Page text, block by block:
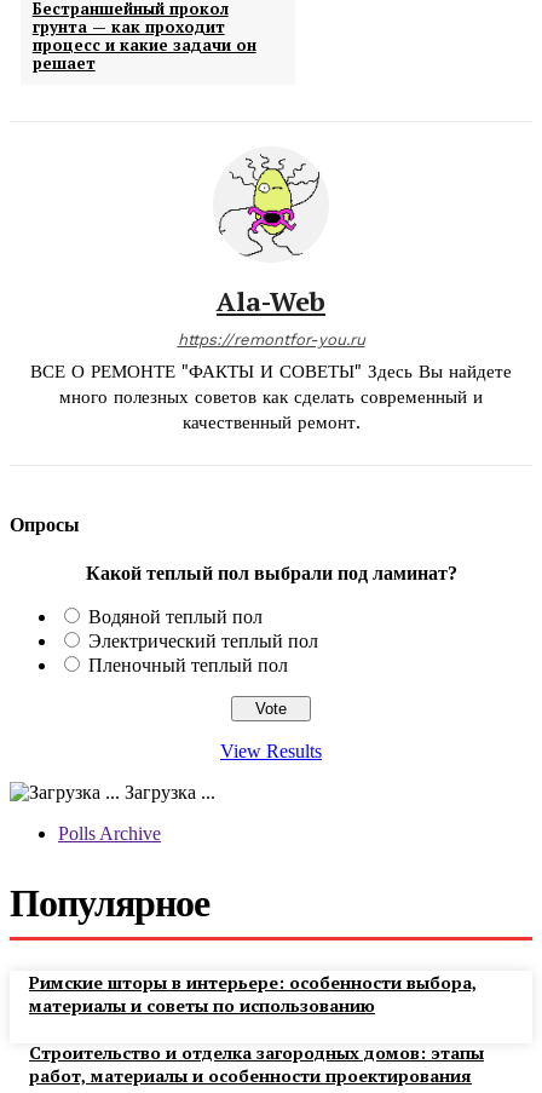
Бестраншейный прокол
грунта — как проходит
процесс и какие задачи он
решает
Ala-Web
https://remontfor-you.ru
ВСЕ О РЕМОНТЕ "ФАКТЫ И СОВЕТЫ" Здесь Вы найдете
много полезных советов как сделать современный и
качественный ремонт.
Опросы
Какой теплый пол выбрали под ламинат?
Водяной теплый пол
Электрический теплый пол
Пленочный теплый пол
View Results
Загрузка ...
Polls Archive
Популярное
Римские шторы в интерьере: особенности выбора,
материалы и советы по использованию
Строительство и отделка загородных домов: этапы
работ, материалы и особенности проектирования